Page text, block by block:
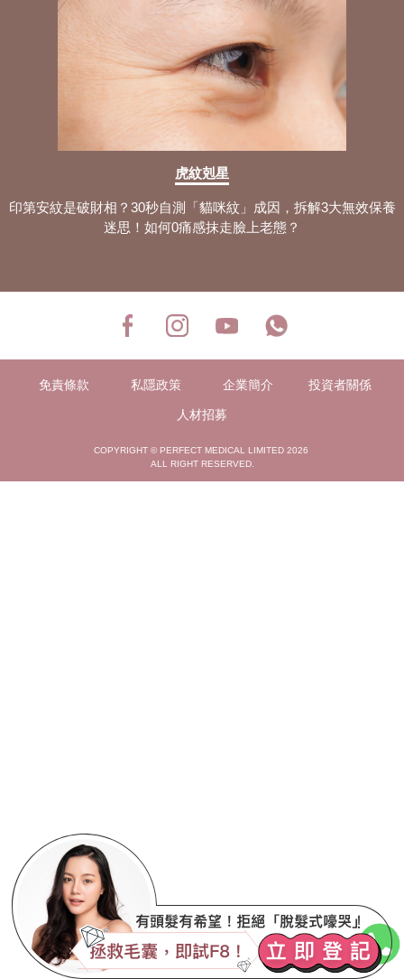
虎紋剋星
印第安紋是破財相？30秒自測「貓咪紋」成因，拆解3大無效保養
迷思！如何0痛感抹走臉上老態？
免責條款 私隱政策 企業簡介 投資者關係
人材招募
COPYRIGHT © PERFECT MEDICAL LIMITED 2026
ALL RIGHT RESERVED.